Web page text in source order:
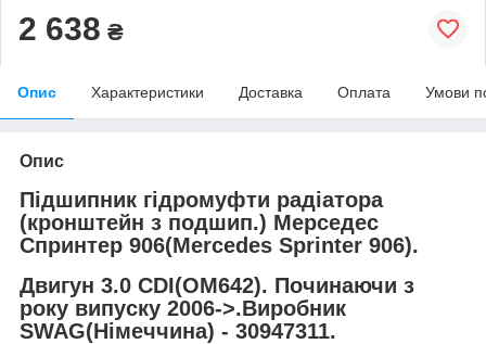
2 638 ₴
Опис Характеристики Доставка Оплата Умови
Опис
Підшипник гідромуфти радіатора
(кронштейн з подшип.) Мерседес
Спринтер 906(Mercedes Sprinter 906).
Двигун 3.0 CDI(OM642). Починаючи з
року випуску 2006->.Виробник
SWAG(Німеччина) - 30947311.